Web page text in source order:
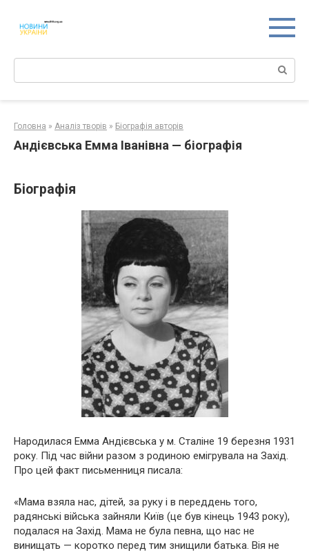
контенту
Поиск:
Головна » Аналіз творів » Біографія авторів
Андієвська Емма Іванівна — біографія
Біографія
Народилася Емма Андієвська у м. Сталіне 19 березня 1931
року. Під час війни разом з родиною емігрувала на Захід.
Про цей факт письменниця писала:
«Мама взяла нас, дітей, за руку і в переддень того,
радянські війська зайняли Київ (це був кінець 1943 року),
подалася на Захід. Мама не була певна, що нас не
винищать — коротко перед тим знищили батька. Вія не